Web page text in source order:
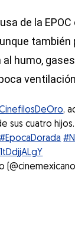
de la EPOC
humo,
,
sus cuatro
#EpocaDorada